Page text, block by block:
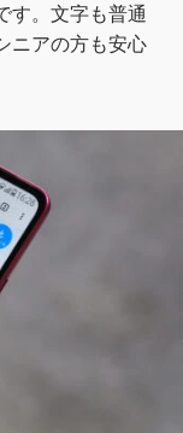
す。文字も普通
ニアの方も安心